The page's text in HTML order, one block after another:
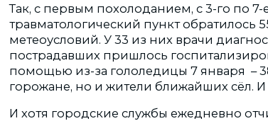
Так, с первым похолоданием, с 3-го по 7-
травматологический пункт обратилось
метеоусловий. У 33 из них врачи
пострадавших пришлось
помощью из-за гололедицы 7 января –
горожане, но и жители ближайших сёл. И
И хотя городские службы ежедневно